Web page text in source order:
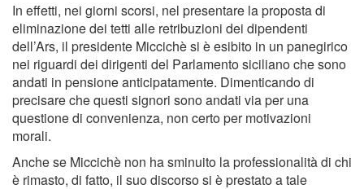
In effetti, nei giorni scorsi, nel presentare la proposta di
eliminazione dei tetti alle retribuzioni dei dipendenti
dell’Ars, il presidente Miccichè si è esibito in un panegirico
nei riguardi dei dirigenti del Parlamento siciliano che sono
andati in pensione anticipatamente. Dimenticando di
precisare che questi signori sono andati via per una
questione di convenienza, non certo per motivazioni
morali.
Anche se Miccichè non ha sminuito la professionalità di chi
è rimasto, di fatto, il suo discorso si è prestato a tale